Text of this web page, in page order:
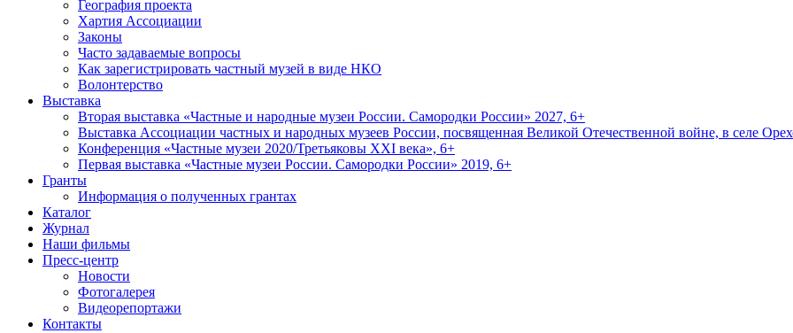
География проекта
Хартия Ассоциации
Законы
Часто задаваемые вопросы
Как зарегистрировать частный музей в виде НКО
Волонтерство
Выставка
Вторая выставка «Частные и народные музеи России. Самородки России» 2027, 6+
Выставка Ассоциации частных и народных музеев России, посвященная Великой Отечественной войне, в селе
Конференция «Частные музеи 2020/Третьяковы XXI века», 6+
Первая выставка «Частные музеи России. Самородки России» 2019, 6+
Гранты
Информация о полученных грантах
Каталог
Журнал
Наши фильмы
Пресс-центр
Новости
Фотогалерея
Видеорепортажи
Контакты